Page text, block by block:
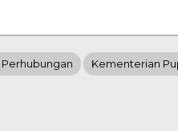
Kementerian